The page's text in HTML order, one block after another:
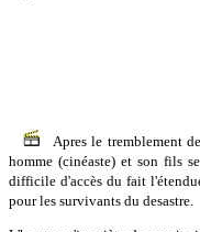
Apres le tremblement
homme (cinéaste) et son fils
difficile d'accès du fait
pour les survivants du desastre.